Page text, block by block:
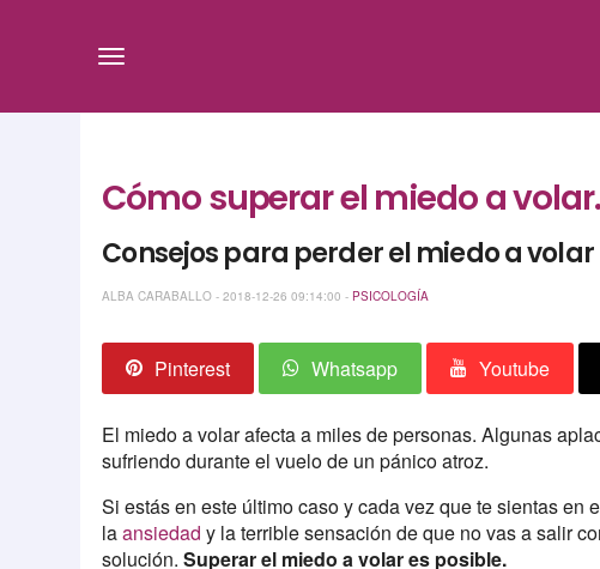
Cómo superar el miedo a
Consejos para perder el miedo a volar
ALBA CARABALLO - 2018-12-26 09:14:00 - PSICOLOGÍA
Pinterest Whatsapp Youtube
El miedo a volar afecta a miles de personas. Algunas
sufriendo durante el vuelo de un pánico atroz.
Si estás en este último caso y cada vez que te sientas
laansiedad y la terrible sensación de que no vas a salir
solución.Superar el miedo a volar es posible.